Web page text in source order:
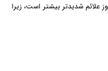
علائم شدیدتر بیشتر است، زیرا